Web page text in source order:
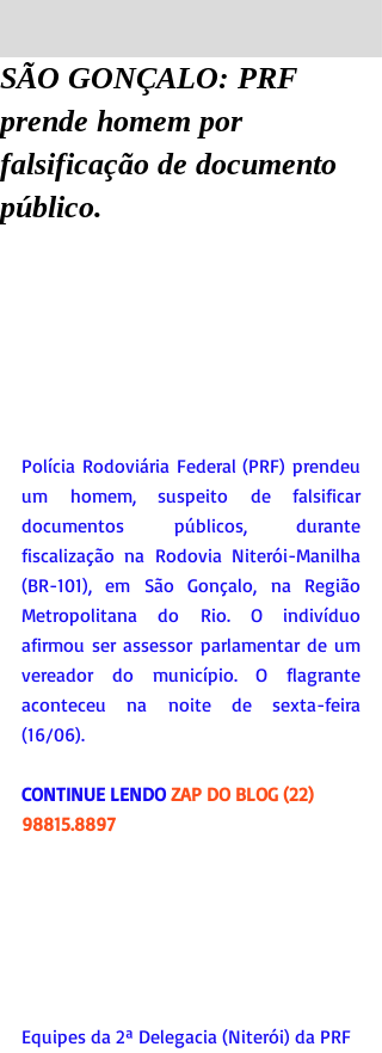
SÃO GONÇALO: PRF
prende homem por
falsificação de documento
público.
Polícia Rodoviária Federal (PRF) prendeu
um homem, suspeito de falsificar
documentos públicos, durante
fiscalização na Rodovia Niterói-Manilha
(BR-101), em São Gonçalo, na Região
Metropolitana do Rio. O indivíduo
afirmou ser assessor parlamentar de um
vereador do município. O flagrante
aconteceu na noite de sexta-feira
(16/06).
CONTINUE LENDO ZAP DO BLOG (22)
98815.8897
Equipes da 2ª Delegacia (Niterói) da PRF